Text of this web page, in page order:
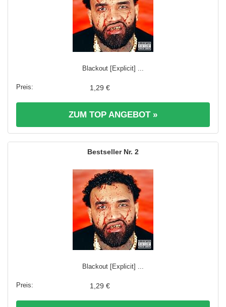
Blackout [Explicit] ...
1,29 €
ZUM TOP ANGEBOT »
2
Blackout [Explicit] ...
1,29 €